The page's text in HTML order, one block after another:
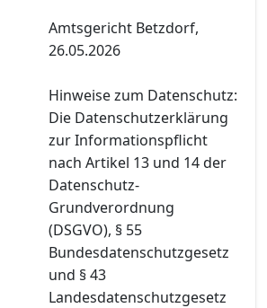
Amtsgericht Betzdorf,
26.05.2026
Hinweise zum Datenschutz:
Die Datenschutzerklärung
zur Informationspflicht
nach Artikel 13 und 14 der
Datenschutz-
Grundverordnung
(DSGVO), § 55
Bundesdatenschutzgesetz
und § 43
Landesdatenschutzgesetz